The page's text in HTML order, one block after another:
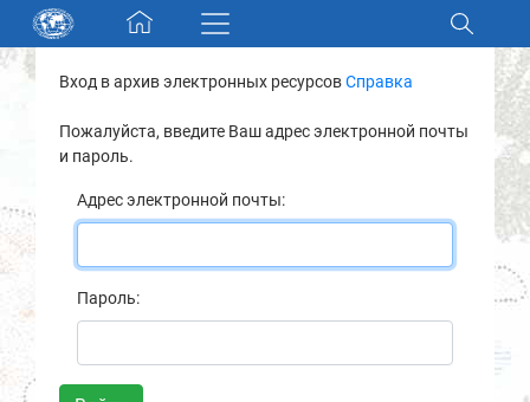
Skip navigation
Разделы и коллекции
Электронный каталог
Новости
О нас
Контакты
Вход в архив электронных ресурсовСправка
Пожалуйста, введите Ваш адрес электронной почты
и пароль.
Адрес электронной почты:
Пароль: